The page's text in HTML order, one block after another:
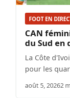
FOOT EN
CAN
du Sud en
La Côte
pour les
août 5, 20262